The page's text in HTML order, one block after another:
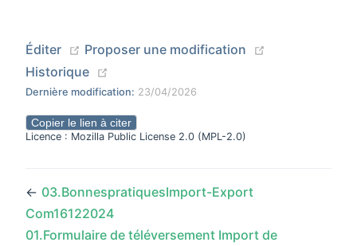
Éditer (opens new window)
Proposer une modification
Historique
Dernière modification: 23/04/2026
Copier le lien à citer
Licence : Mozilla Public License 2.0 (MPL-2.0)
← 03.BonnespratiquesImport-Export
Com16122024
01.Formulaire de téléversement Import de